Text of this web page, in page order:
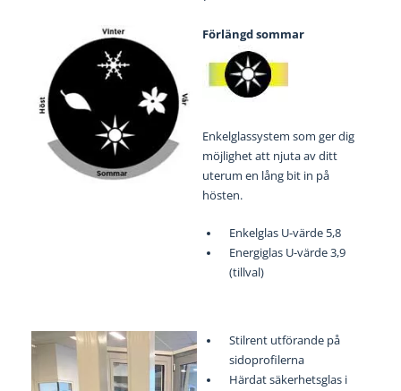
Förlängd sommar
Enkelglassystem som ger dig
möjlighet att njuta av ditt
uterum en lång bit in på
hösten.
Enkelglas U-värde 5,8
Energiglas U-värde 3,9
(tillval)
Stilrent utförande på
sidoprofilerna
Härdat säkerhetsglas i